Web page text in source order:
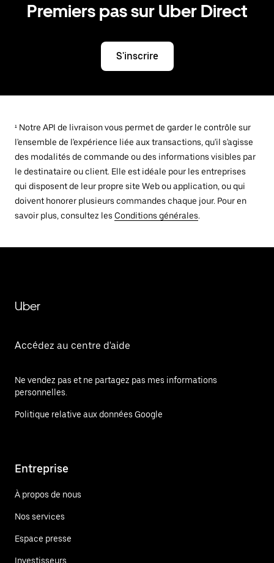
Premiers pas sur Uber Direct
S'inscrire
¹ Notre API de livraison vous permet de garder le contrôle sur
l'ensemble de l'expérience liée aux transactions, qu'il s'agisse
des modalités de commande ou des informations visibles par
le destinataire ou client. Elle est idéale pour les entreprises
qui disposent de leur propre site Web ou application, ou qui
doivent honorer plusieurs commandes chaque jour. Pour en
savoir plus, consultez les Conditions générales.
Uber
Accédez au centre d'aide
Ne vendez pas et ne partagez pas mes informations
personnelles.
Politique relative aux données Google
Entreprise
À propos de nous
Nos services
Espace presse
Investisseurs